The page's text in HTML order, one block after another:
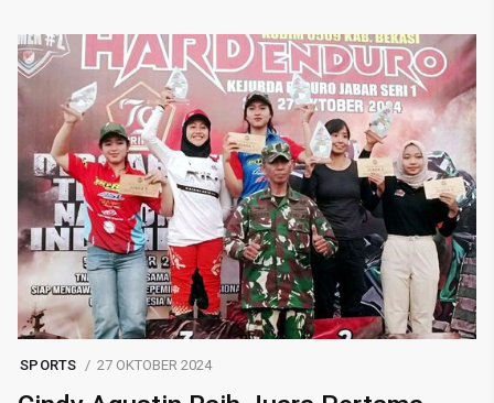
SPORTS 27 OKTOBER 2024